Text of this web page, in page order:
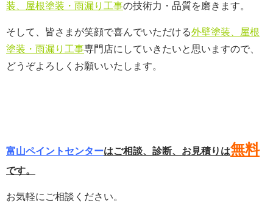
装、屋根塗装・雨漏り工事の技術力・品質を磨きます。
そして、皆さまが笑顔で喜んでいただける外壁塗装、屋根
塗装・雨漏り工事専門店にしていきたいと思いますので、
どうぞよろしくお願いいたします。
富山ペイントセンターはご相談、診断、お見積りは無料
です。
お気軽にご相談ください。